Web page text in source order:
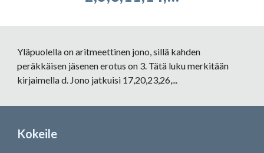
Yläpuolella on aritmeettinen jono, sillä kahden
peräkkäisen jäsenen erotus on 3. Tätä luku merkitään
kirjaimella d. Jono jatkuisi 17,20,23,26,...
Kokeile